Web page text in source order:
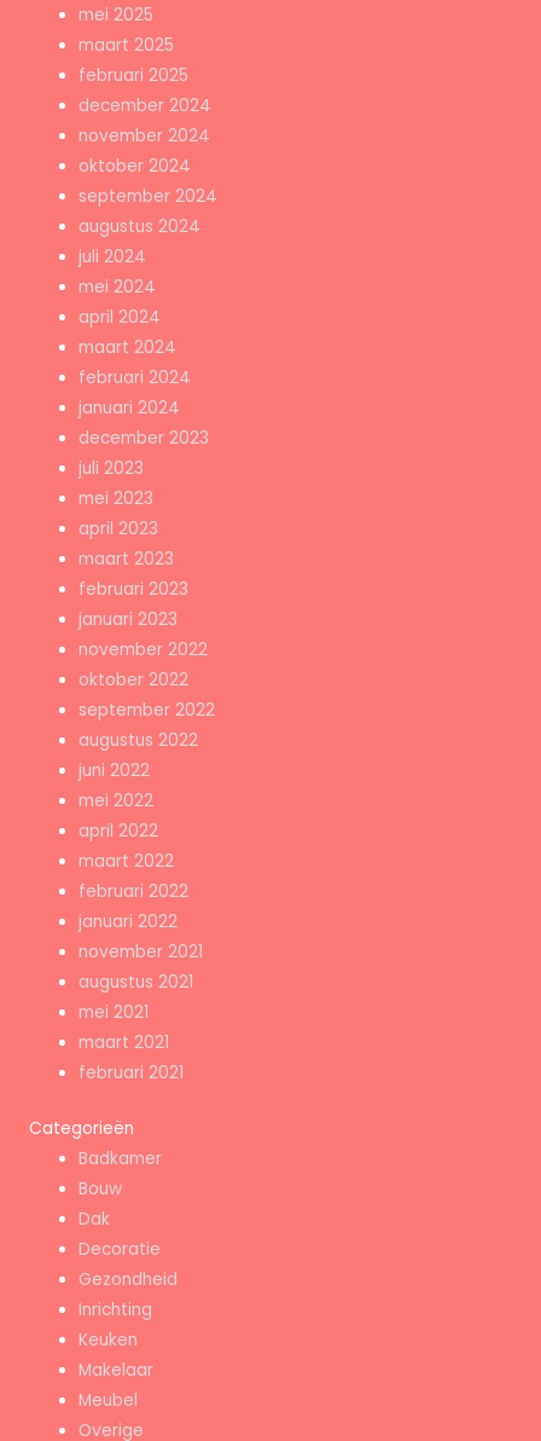
mei 2025
maart 2025
februari 2025
december 2024
november 2024
oktober 2024
september 2024
augustus 2024
juli 2024
mei 2024
april 2024
maart 2024
februari 2024
januari 2024
december 2023
juli 2023
mei 2023
april 2023
maart 2023
februari 2023
januari 2023
november 2022
oktober 2022
september 2022
augustus 2022
juni 2022
mei 2022
april 2022
maart 2022
februari 2022
januari 2022
november 2021
augustus 2021
mei 2021
maart 2021
februari 2021
Categorieën
Badkamer
Bouw
Dak
Decoratie
Gezondheid
Inrichting
Keuken
Makelaar
Meubel
Overige